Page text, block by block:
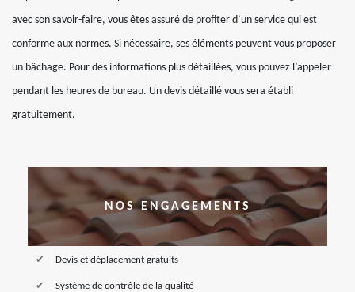
avec son savoir-faire, vous êtes assuré de profiter d’un service qui est
conforme aux normes. Si nécessaire, ses éléments peuvent vous proposer
un bâchage. Pour des informations plus détaillées, vous pouvez l’appeler
pendant les heures de bureau. Un devis détaillé vous sera établi
gratuitement.
NOS ENGAGEMENTS
Devis et déplacement gratuits
Système de contrôle de la qualité